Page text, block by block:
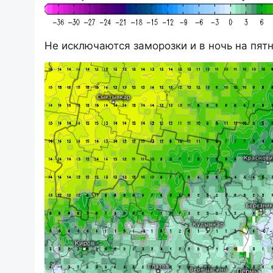
Не исключаются заморозки и в ночь на